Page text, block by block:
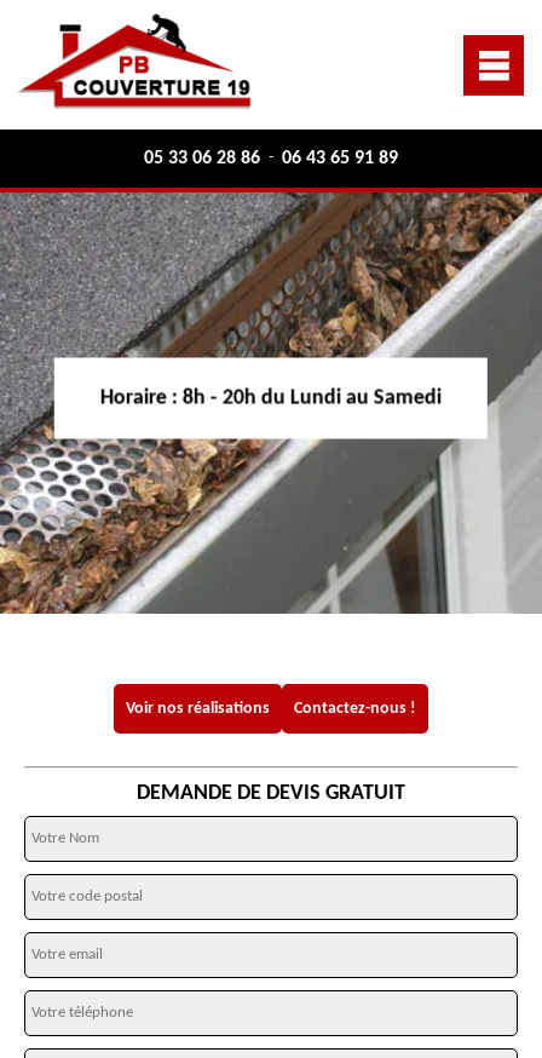
05 33 06 28 86 - 06 43 65 91 89
Horaire : 8h - 20h du Lundi au Samedi
Voir nos réalisations Contactez-nous !
DEMANDE DE DEVIS GRATUIT